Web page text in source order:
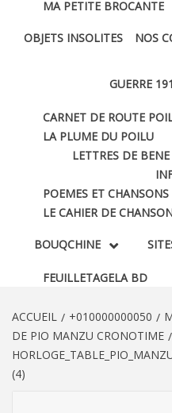
MA PETITE BROCANTE
OBJETS INSOLITES NOS
GUERRE
CARNET DE ROUTE
LA PLUME DU POILU
LETTRES DE
POEMES ET CHANSONS
LE CAHIER DE
BOUQCHINE
FEUILLETAGELA BD
ACCUEIL +010000000050
DE PIO MANZU CRONOTIME
(4)